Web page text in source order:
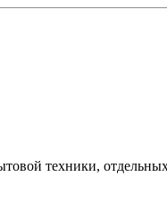
техники,